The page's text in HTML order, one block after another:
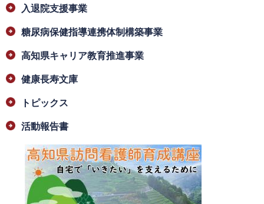
入退院支援事業
糖尿病保健指導連携体制構築事業
高知県キャリア教育推進事業
健康長寿文庫
トピックス
活動報告書